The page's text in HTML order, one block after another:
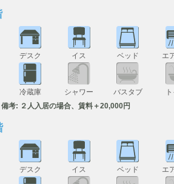
デスク イス ベッド エ
冷蔵庫 シャワー バスタブ
備考: ２人入居の場合、賃料＋20,000円
デスク イス ベッド エ